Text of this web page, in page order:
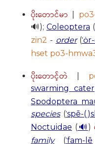
ပိုးတောင်မာ
🔊); Coleoptera (
zin2 - order(
hset po3-
ပိုးတောင့်တဲ
swarming
Spodoptera
species(ˈspē-
Noctuidae ( 🔊 )
family(ˈfam-lē